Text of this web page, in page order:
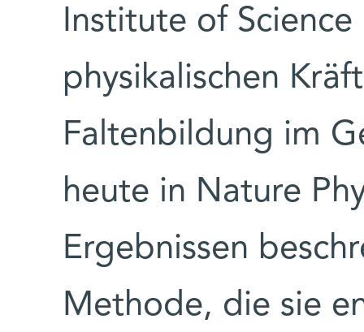
Institute of
physikalischen
Faltenbildung im
heute in Nature
Ergebnissen
Methode, die sie